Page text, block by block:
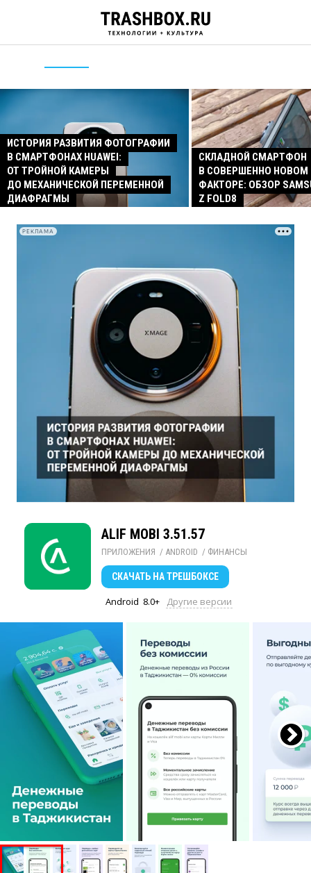
ИСТОРИЯ РАЗВИТИЯ ФОТОГРАФИИ
В СМАРТФОНАХ HUAWEI:
ОТ ТРОЙНОЙ КАМЕРЫ
ДО МЕХАНИЧЕСКОЙ ПЕРЕМЕННОЙ
ДИАФРАГМЫ
СКЛАДНОЙ СМАРТФОН
В СОВЕРШЕННО
ФАКТОРЕ: ОБЗОР
Z FOLD8
РЕКЛАМА
ALIF MOBI 3.51.57
ПРИЛОЖЕНИЯ / ANDROID / ФИНАНСЫ
СКАЧАТЬ НА ТРЕШБОКСЕ
Android 8.0+ Другие версии